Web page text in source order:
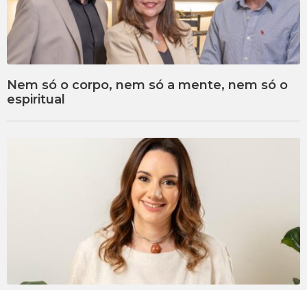
Nem só o corpo, nem só a mente, nem só o
espiritual